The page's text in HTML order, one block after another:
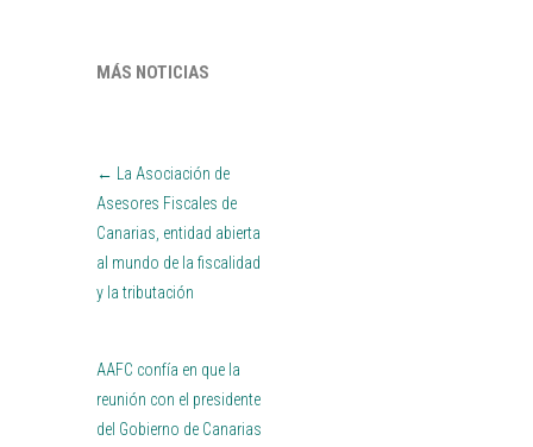
MÁS NOTICIAS
←
La Asociación de
Asesores Fiscales de
Canarias, entidad abierta
al mundo de la fiscalidad
y la tributación
AAFC confía en que la
reunión con el presidente
del Gobierno de Canarias